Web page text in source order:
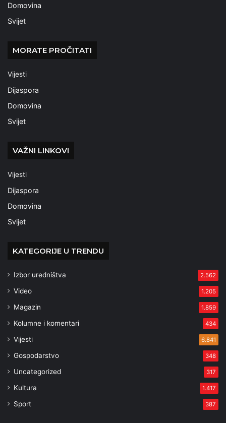
Domovina
Svijet
MORATE PROČITATI
Vijesti
Dijaspora
Domovina
Svijet
VAŽNI LINKOVI
Vijesti
Dijaspora
Domovina
Svijet
KATEGORIJE U TRENDU
Izbor uredništva 2.562
Video 1.205
Magazin 1.859
Kolumne i komentari 434
Vijesti 6.841
Gospodarstvo 348
Uncategorized 317
Kultura 1.417
Sport 387